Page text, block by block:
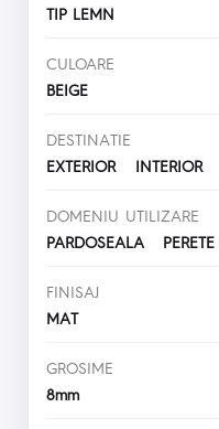
TIP LEMN
CULOARE
BEIGE
DESTINATIE
EXTERIOR INTERIOR
DOMENIU UTILIZARE
PARDOSEALA PERETE
FINISAJ
MAT
GROSIME
8mm